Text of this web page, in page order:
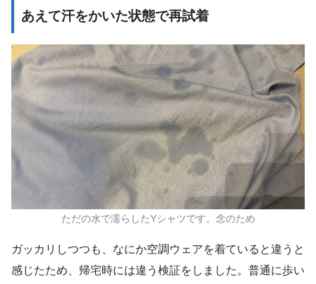
あえて汗をかいた状態で再試着
ただの水で濡らしたYシャツです。念のため
ガッカリしつつも、なにか空調ウェアを着ていると違うと
感じたため、帰宅時には違う検証をしました。普通に歩い